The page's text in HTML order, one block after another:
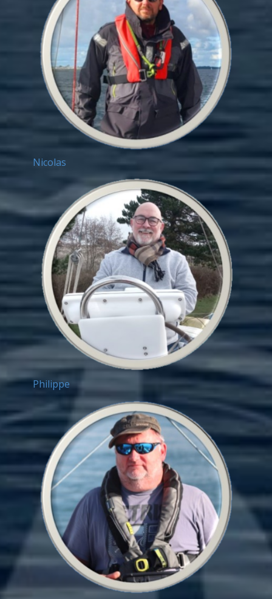
Nicolas
Philippe